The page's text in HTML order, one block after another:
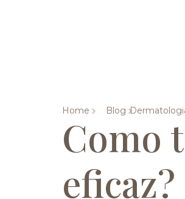
Home Blog
Como
eficaz?